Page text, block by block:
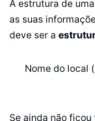
A estrutura de
as suas
deve ser a
Nome do local
Se ainda não